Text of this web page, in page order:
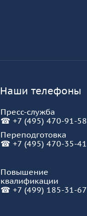
Наши телефоны
Пресс-служба
☎ +7 (495) 470-91-58
Переподготовка
☎ +7 (495) 470-35-41
Повышение
квалификации
☎ +7 (499) 185-31-67